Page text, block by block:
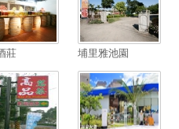
莊 埔里雅池園